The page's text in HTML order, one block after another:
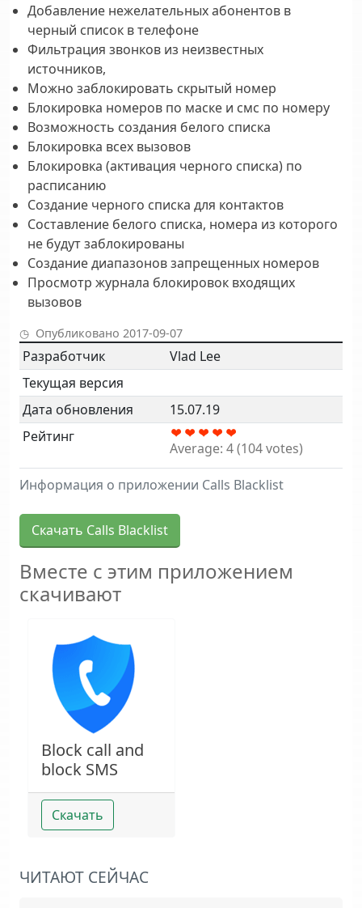
Добавление нежелательных абонентов в
черный список в телефоне
Фильтрация звонков из неизвестных
источников,
Можно заблокировать скрытый номер
Блокировка номеров по маске и смс по номеру
Возможность создания белого списка
Блокировка всех вызовов
Блокировка (активация черного списка) по
расписанию
Создание черного списка для контактов
Составление белого списка, номера из которого
не будут заблокированы
Создание диапазонов запрещенных номеров
Просмотр журнала блокировок входящих
вызовов
Опубликовано 2017-09-07
Информация о приложении Calls Blacklist
Разработчик
Vlad Lee
Текущая версия
Дата обновления
15.07.19
Рейтинг
Average: 4(104votes)
Скачать Calls Blacklist
Вместе с этим приложением
скачивают
Block call and
block SMS
Скачать
ЧИТАЮТ СЕЙЧАС